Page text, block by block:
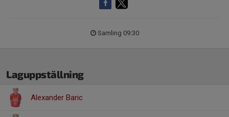
Samling 09:30
Laguppställning
Alexander Baric